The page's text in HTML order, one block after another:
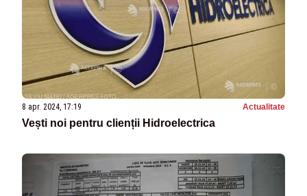
8 apr. 2024, 17:19 Actualitate
Vești noi pentru clienții Hidroelectrica